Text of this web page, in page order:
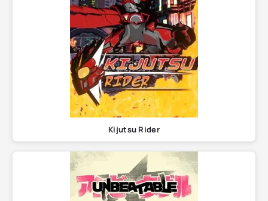
Kijutsu Rider